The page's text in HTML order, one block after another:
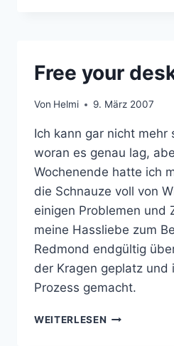
Free your
Von Helmi 9. März 2007
Ich kann gar nicht mehr
woran es genau lag,
Wochenende hatte ich
die Schnauze voll von
einigen Problemen und
meine Hassliebe zum
Redmond endgültig
der Kragen geplatz und
Prozess gemacht.
WEITERLESEN FREE